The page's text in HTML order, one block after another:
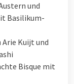
und
Basilikum-
Arie Kuijt und
Bisque mit